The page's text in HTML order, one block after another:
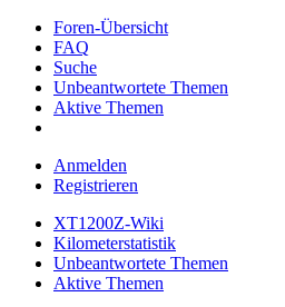
Foren-Übersicht
FAQ
Suche
Unbeantwortete Themen
Aktive Themen
Anmelden
Registrieren
XT1200Z-Wiki
Kilometerstatistik
Unbeantwortete Themen
Aktive Themen